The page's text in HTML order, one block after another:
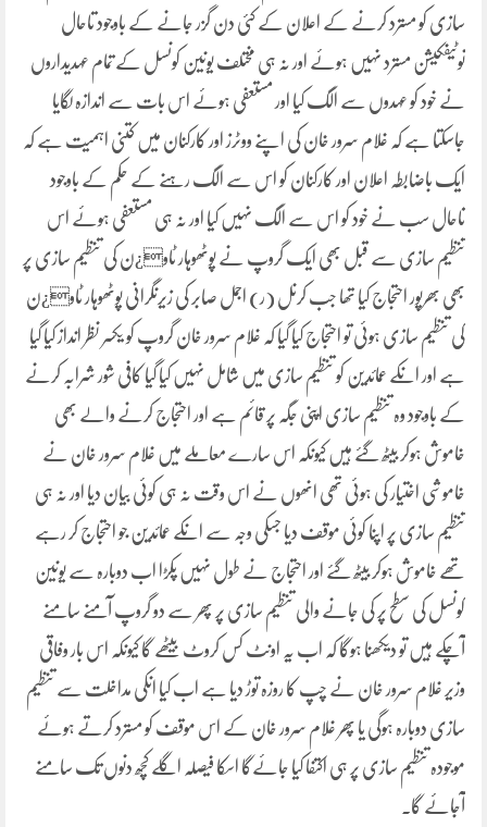
سازی کو مسترد کرنے کے اعلان کے کئی دن گزر جانے کے باوجود تاحال
نوٹیفکیشن مسترد نہیں ہوئے اور نہ ہی مختلف یونین کونسل کے تمام عہدیداروں
نے خود کو عہدوں سے الگ کیا اور مستعفی ہوئے اس بات سے اندازہ لگایا
جاسکتا ہے کہ غلام سرور خان کی اپنے ووٹرز اور کارکنان میں کتنی اہمیت ہے کہ
ایک باضابطہ اعلان اور کارکنان کو اس سے الگ رہنے کے حکم کے باوجود
تاحال سب نے خود کو اس سے الگ نہیں کیا اور نہ ہی مستعفی ہوئے اس
تنظیم سازی سے قبل بھی ایک گروپ نے پوٹھوہار ٹاو¿ن کی تنظیم سازی پر
بھی بھرپور احتجاج کیا تھا جب کرنل (ر) اجمل صابر کی زیرنگرانی پوٹھوہار ٹاو¿ن
کی تنظیم سازی ہوئی تو احتجاج کیا گیا کہ غلام سرور خان گروپ کو یکسر نظر انداز کیا گیا
ہے اور انکے عمائدین کو تنظیم سازی میں شامل نہیں کیا گیا کافی شور شرابہ کرنے
کے باوجود وہ تنظیم سازی اپنی جگہ پر قائم ہے اور احتجاج کرنے والے بھی
خاموش ہوکر بیٹھ گئے ہیں کیونکہ اس سارے معاملے میں غلام سرور خان نے
خاموشی اختیار کی ہوئی تھی انھوں نے اس وقت نہ ہی کوئی بیان دیا اور نہ ہی
تنظیم سازی پر اپنا کوئی موقف دیا جسکی وجہ سے انکے عمائدین جو احتجاج کر رہے
تھے خاموش ہوکر بیٹھ گئے اور احتجاج نے طول نہیں پکڑا اب دوبارہ سے یونین
کونسل کی سطح پر کی جانے والی تنظیم سازی پر پھر سے دو گروپ آمنے سامنے
آچکے ہیں تو دیکھنا ہوگا کہ اب یہ اونٹ کس کروٹ بیٹھے گا کیونکہ اس بار وفاقی
وزیر غلام سرور خان نے چپ کا روزہ توڑ دیا ہے اب کیا انکی مداخلت سے تنظیم
سازی دوبارہ ہوگی یا پھر غلام سرور خان کے اس موقف کو مسترد کرتے ہوئے
موجودہ تنظیم سازی پر ہی اکتفا کیا جائےگا اسکا فیصلہ اگلے کچھ دنوں تک سامنے
آجائے گا۔